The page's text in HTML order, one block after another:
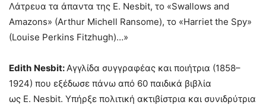
Λάτρευα τα άπαντα της E. Nesbit, το «Swallows and
Amazons» (Arthur Michell Ransome), το «Harriet the Spy»
(Louise Perkins Fitzhugh)…»
Edith Nesbit:Αγγλίδα συγγραφέας και ποιήτρια (1858–
1924) που εξέδωσε πάνω από 60 παιδικά βιβλία
ως E. Nesbit. Υπήρξε πολιτική ακτιβίστρια και συνιδρύτρια